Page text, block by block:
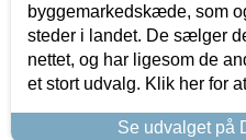
byggemarkedskæde, som
steder i landet. De sælger
nettet, og har ligesom de
et stort udvalg. Klik her for
Se udvalget på